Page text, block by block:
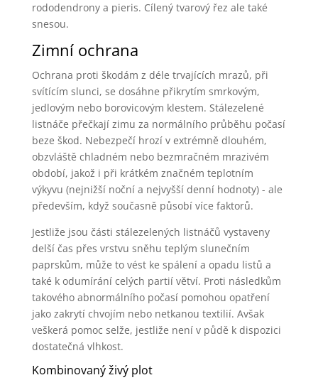
rododendrony a pieris. Cílený tvarový řez ale také
snesou.
Zimní ochrana
Ochrana proti škodám z déle trvajících mrazů, při
svítícím slunci, se dosáhne přikrytím smrkovým,
jedlovým nebo borovicovým klestem. Stálezelené
listnáče přečkají zimu za normálního průběhu počasí
beze škod. Nebezpečí hrozí v extrémně dlouhém,
obzvláště chladném nebo bezmračném mrazivém
období, jakož i při krátkém značném teplotním
výkyvu (nejnižší noční a nejvyšší denní hodnoty) - ale
především, když současně působí více faktorů.
Jestliže jsou části stálezelených listnáčů vystaveny
delší čas přes vrstvu sněhu teplým slunečním
paprskům, může to vést ke spálení a opadu listů a
také k odumírání celých partií větví. Proti následkům
takového abnormálního počasí pomohou opatření
jako zakrytí chvojím nebo netkanou textilií. Avšak
veškerá pomoc selže, jestliže není v půdě k dispozici
dostatečná vlhkost.
Kombinovaný živý plot